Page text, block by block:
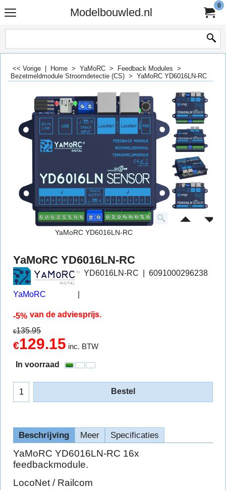
Modelbouwled.nl
0
<< Vorige Home > YaMoRC > Feedback Modules >
Bezetmeldmodule Stroomdetectie (CS) > YaMoRC YD6016LN-RC
YaMoRC YD6016LN-RC
YaMoRC YD6016LN-RC
YaMoRC
YD6016LN-RC 6091000296238
-5% van de adviesprijs.
€135.95
€129.15 inc. BTW
In voorraad
Bestel
Beschrijving Meer Specificaties
YaMoRC YD6016LN-RC 16x
feedbackmodule.
LocoNet / Railcom